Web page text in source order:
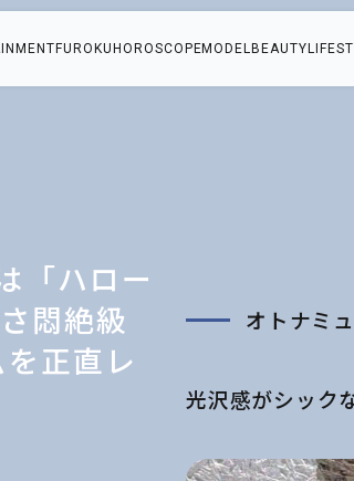
FUROKU HOROSCOPEMODEL BEAUTY
「ハロー
悶絶級
正直レ
オトナミ
光沢感がシック